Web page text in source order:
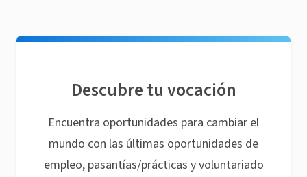
Descubre tu vocación
Encuentra oportunidades para cambiar el
mundo con las últimas oportunidades de
empleo, pasantías/prácticas y voluntariado